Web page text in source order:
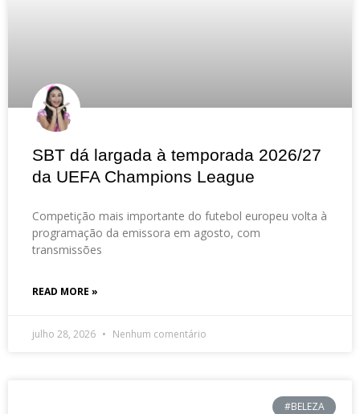
SBT dá largada à temporada 2026/27
da UEFA Champions League
Competição mais importante do futebol europeu volta à
programação da emissora em agosto, com
transmissões
READ MORE »
julho 28, 2026 Nenhum comentário
#BELEZA